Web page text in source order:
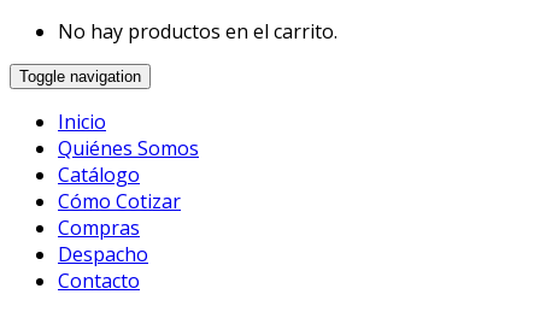
No hay productos en el carrito.
Toggle navigation
Inicio
Quiénes Somos
Catálogo
Cómo Cotizar
Compras
Despacho
Contacto